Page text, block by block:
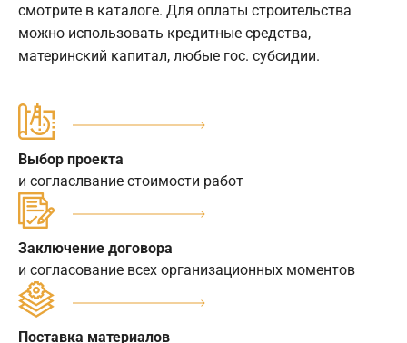
смотрите в каталоге. Для оплаты строительства
можно использовать кредитные средства,
материнский капитал, любые гос. субсидии.
Выбор проекта
и согласлвание стоимости работ
Заключение договора
и согласование всех организационных моментов
Поставка материалов